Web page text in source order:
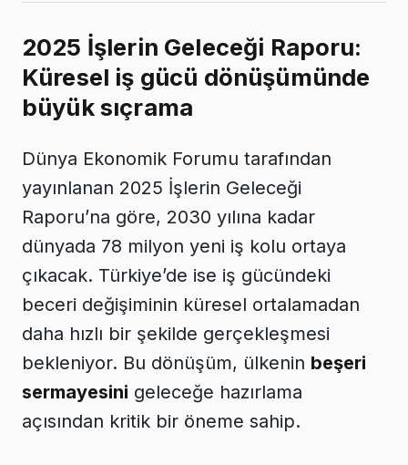
2025 İşlerin Geleceği Raporu:
Küresel iş gücü dönüşümünde
büyük sıçrama
Dünya Ekonomik Forumu tarafından
yayınlanan 2025 İşlerin Geleceği
Raporu’na göre, 2030 yılına kadar
dünyada 78 milyon yeni iş kolu ortaya
çıkacak. Türkiye’de ise iş gücündeki
beceri değişiminin küresel ortalamadan
daha hızlı bir şekilde gerçekleşmesi
bekleniyor. Bu dönüşüm, ülkenin beşeri
sermayesini geleceğe hazırlama
açısından kritik bir öneme sahip.